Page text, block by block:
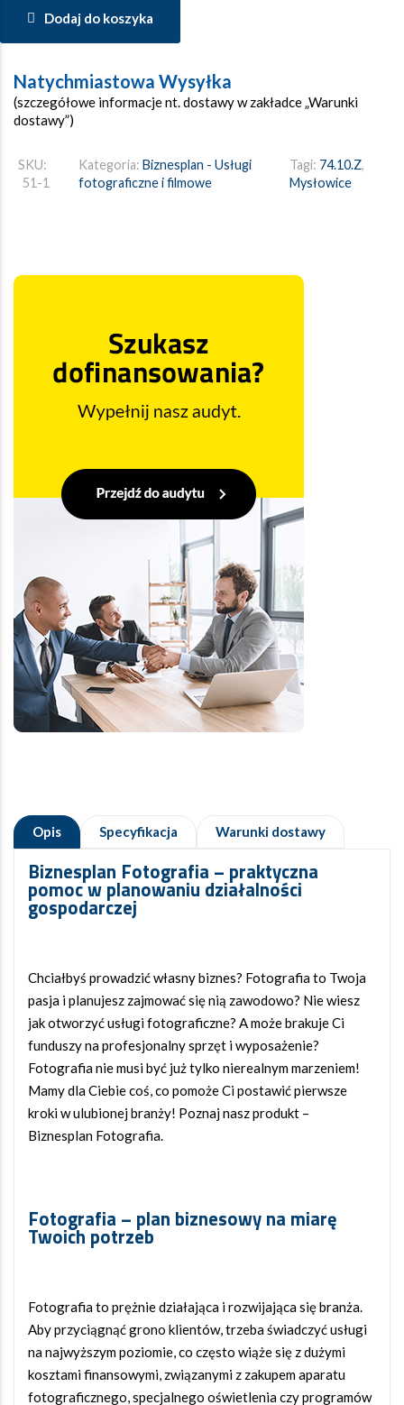
Dodaj do koszyka
Natychmiastowa Wysyłka
(szczegółowe informacje nt. dostawy w zakładce „Warunki
dostawy”)
SKU:
51-1
Kategoria: Biznesplan - Usługi
fotograficzne i filmowe
Tagi: 74.10.Z,
Mysłowice
Opis Specyfikacja Warunki dostawy
Biznesplan Fotografia – praktyczna
pomoc w planowaniu działalności
gospodarczej
Chciałbyś prowadzić własny biznes? Fotografia to Twoja
pasja i planujesz zajmować się nią zawodowo? Nie wiesz
jak otworzyć usługi fotograficzne? A może brakuje Ci
funduszy na profesjonalny sprzęt i wyposażenie?
Fotografia nie musi być już tylko nierealnym marzeniem!
Mamy dla Ciebie coś, co pomoże Ci postawić pierwsze
kroki w ulubionej branży! Poznaj nasz produkt –
Biznesplan Fotografia.
Fotografia – plan biznesowy na miarę
Twoich potrzeb
Fotografia to prężnie działająca i rozwijająca się branża.
Aby przyciągnąć grono klientów, trzeba świadczyć usługi
na najwyższym poziomie, co często wiąże się z dużymi
kosztami finansowymi, związanymi z zakupem aparatu
fotograficznego, specjalnego oświetlenia czy programów